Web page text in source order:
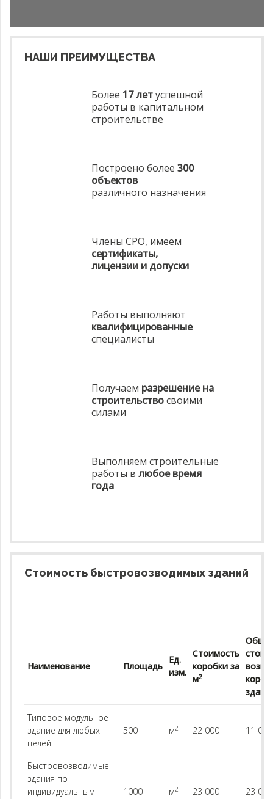
НАШИ ПРЕИМУЩЕСТВА
Более 17 летуспешной
работы в капитальном
строительстве
Построено более 300
объектов
различного назначения
Члены СРО, имеем
сертификаты,
лицензии и допуски
Работы выполняют
квалифицированные
специалисты
Получаем разрешение на
строительствосвоими
силами
Выполняем строительные
работы в любое время
года
Стоимость быстровозводимых зданий
Наименование Площадь
Ед.
изм.
Стоимость
коробки за
м2
Типовое модульное
здание для любых
целей
500 м2 22 000 11
Быстровозводимые
здания по
индивидуальным
1000 м2 23 000 23